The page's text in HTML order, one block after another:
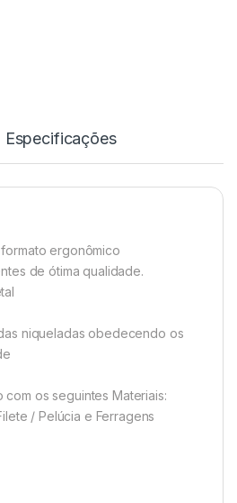
NORD
YAMAHA
Especificações
ergonômico
de ótima qualidade.
niqueladas obedecendo os
os seguintes Materiais:
/ Pelúcia e Ferragens